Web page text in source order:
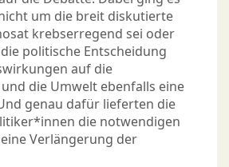
um die breit diskutierte
krebserregend sei oder
politische Entscheidung
auf die
die Umwelt ebenfalls eine
genau dafür lieferten die
die notwendigen
Verlängerung der